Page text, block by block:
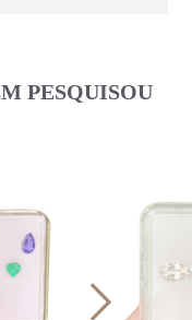
PESQUISOU